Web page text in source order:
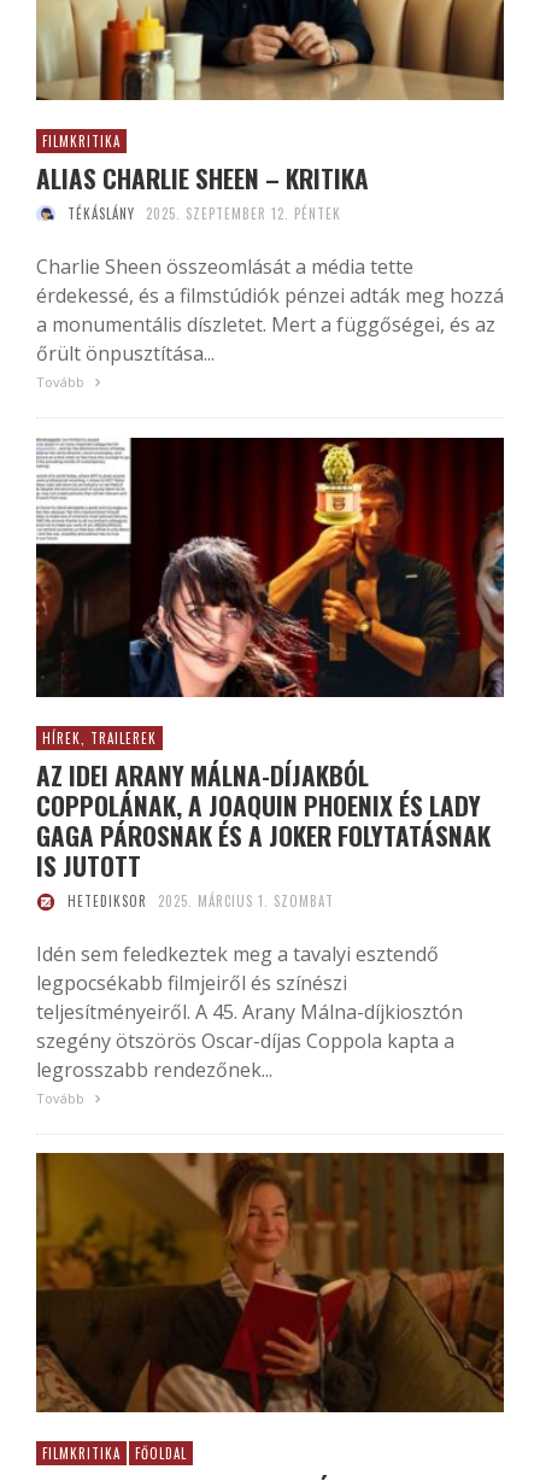
FILMKRITIKA
ALIAS CHARLIE SHEEN – KRITIKA
TÉKÁSLÁNY 2025. SZEPTEMBER 12. PÉNTEK
Charlie Sheen összeomlását a média tette
érdekessé, és a filmstúdiók pénzei adták meg hozzá
a monumentális díszletet. Mert a függőségei, és az
őrült önpusztítása...
Tovább
HÍREK, TRAILEREK
AZ IDEI ARANY MÁLNA-DÍJAKBÓL
COPPOLÁNAK, A JOAQUIN PHOENIX ÉS LADY
GAGA PÁROSNAK ÉS A JOKER FOLYTATÁSNAK
IS JUTOTT
HETEDIKSOR 2025. MÁRCIUS 1. SZOMBAT
Idén sem feledkeztek meg a tavalyi esztendő
legpocsékabb filmjeiről és színészi
teljesítményeiről. A 45. Arany Málna-díjkiosztón
szegény ötszörös Oscar-díjas Coppola kapta a
legrosszabb rendezőnek...
Tovább
FILMKRITIKA FŐOLDAL